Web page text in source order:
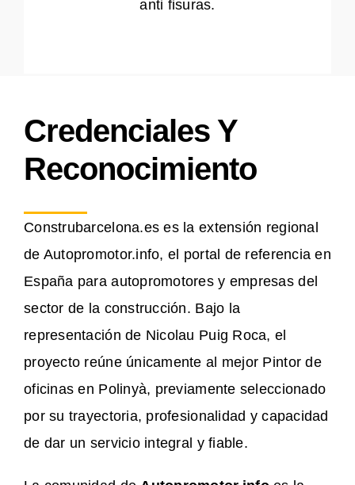
anti fisuras.
Credenciales Y
Reconocimiento
Construbarcelona.es es la extensión regional
de Autopromotor.info, el portal de referencia en
España para autopromotores y empresas del
sector de la construcción. Bajo la
representación de Nicolau Puig Roca, el
proyecto reúne únicamente al mejor Pintor de
oficinas en Polinyà, previamente seleccionado
por su trayectoria, profesionalidad y capacidad
de dar un servicio integral y fiable.